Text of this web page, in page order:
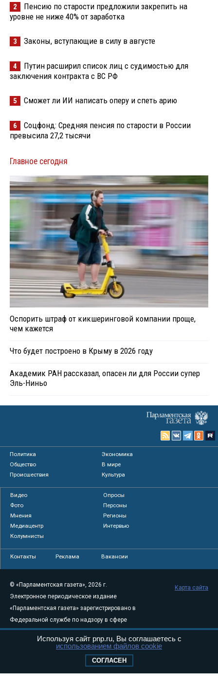
2
Пенсию по старости предложили закрепить на
уровне не ниже 40% от заработка
3 Законы, вступающие в силу в августе
4
Путин расширил список лиц с судимостью для
заключения контракта с ВС РФ
5 Сможет ли ИИ написать оперу и спеть арию
6
Соцфонд: Средняя пенсия по старости в России
превысила 27,2 тысячи
Главное сегодня
Оспорить штраф от кикшеринговой компании проще,
чем кажется
Что будет построено в Крыму в 2026 году
Академик РАН рассказал, опасен ли для России супер
Эль-Ниньо
Политика
Экономика
Общество
В мире
Происшествия
Культура
Видео
Опросы
Фото
Персоны
Мнения
Регионы
Медиацентр
Интервью
Колумнисты
Контакты Реклама Вакансии
© «Парламентская газета», 2026 г.
Электронное периодическое издание
«Парламентская газета» зарегистрировано в
Федеральной службе по надзору в сфере
связи, информационных технологий и
массовых коммуникаций (Роскомнадзор) 05
Свидетельство о регистрации Эл № ФС77-
Карта сайта
Используя сайт pnp.ru, Вы соглашаетесь с
использованием файлов cookie
СОГЛАСЕН